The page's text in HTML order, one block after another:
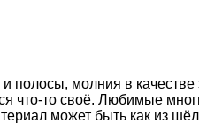
молния в качестве
то своё. Любимые
может быть как из